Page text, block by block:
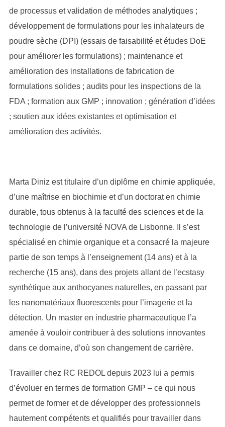
de processus et validation de méthodes analytiques ;
développement de formulations pour les inhalateurs de
poudre sèche (DPI) (essais de faisabilité et études DoE
pour améliorer les formulations) ; maintenance et
amélioration des installations de fabrication de
formulations solides ; audits pour les inspections de la
FDA ; formation aux GMP ; innovation ; génération d’idées
; soutien aux idées existantes et optimisation et
amélioration des activités.
Marta Diniz est titulaire d’un diplôme en chimie appliquée,
d’une maîtrise en biochimie et d’un doctorat en chimie
durable, tous obtenus à la faculté des sciences et de la
technologie de l’université NOVA de Lisbonne. Il s’est
spécialisé en chimie organique et a consacré la majeure
partie de son temps à l’enseignement (14 ans) et à la
recherche (15 ans), dans des projets allant de l’ecstasy
synthétique aux anthocyanes naturelles, en passant par
les nanomatériaux fluorescents pour l’imagerie et la
détection. Un master en industrie pharmaceutique l’a
amenée à vouloir contribuer à des solutions innovantes
dans ce domaine, d’où son changement de carrière.
Travailler chez RC REDOL depuis 2023 lui a permis
d’évoluer en termes de formation GMP – ce qui nous
permet de former et de développer des professionnels
hautement compétents et qualifiés pour travailler dans